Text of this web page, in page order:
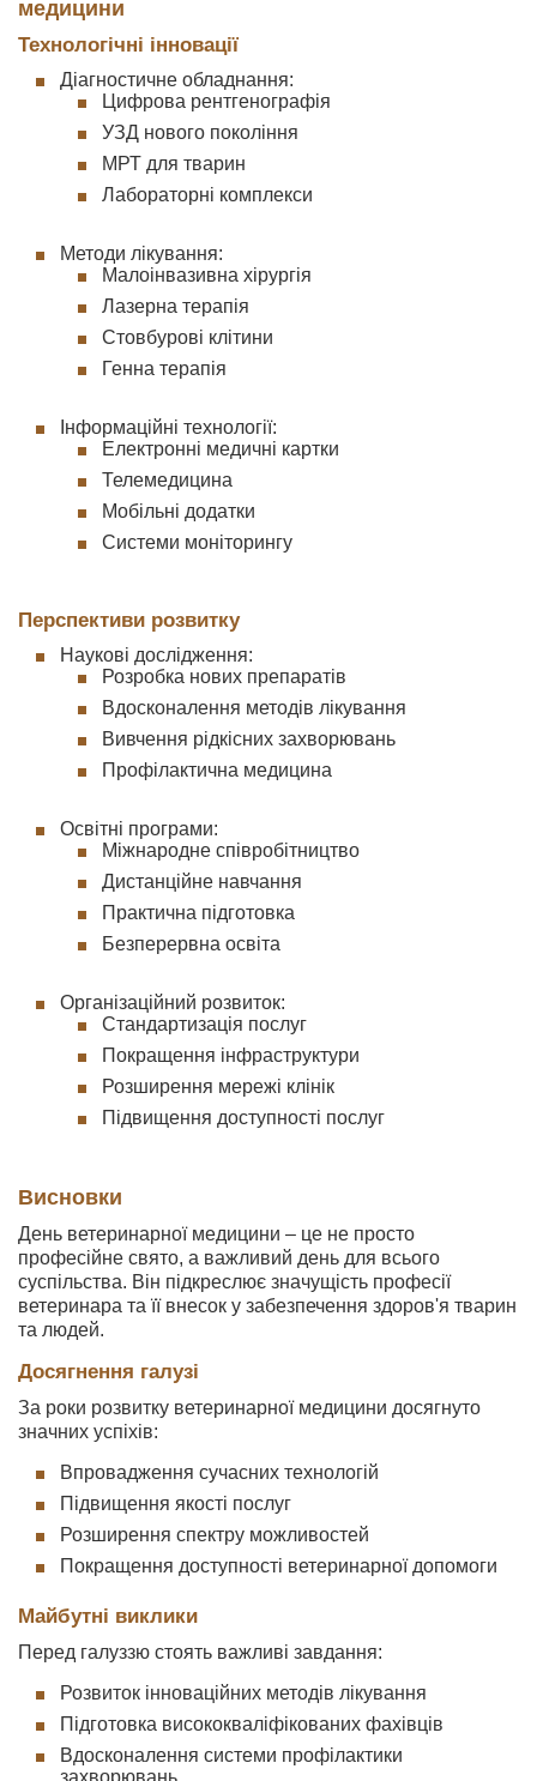
медицини
Технологічні інновації
Діагностичне обладнання:
Цифрова рентгенографія
УЗД нового покоління
МРТ для тварин
Лабораторні комплекси
Методи лікування:
Малоінвазивна хірургія
Лазерна терапія
Стовбурові клітини
Генна терапія
Інформаційні технології:
Електронні медичні картки
Телемедицина
Мобільні додатки
Системи моніторингу
Перспективи розвитку
Наукові дослідження:
Розробка нових препаратів
Вдосконалення методів лікування
Вивчення рідкісних захворювань
Профілактична медицина
Освітні програми:
Міжнародне співробітництво
Дистанційне навчання
Практична підготовка
Безперервна освіта
Організаційний розвиток:
Стандартизація послуг
Покращення інфраструктури
Розширення мережі клінік
Підвищення доступності послуг
Висновки
День ветеринарної медицини – це не просто
професійне свято, а важливий день для всього
суспільства. Він підкреслює значущість професії
ветеринара та її внесок у забезпечення здоров'я тварин
та людей.
Досягнення галузі
За роки розвитку ветеринарної медицини досягнуто
значних успіхів:
Впровадження сучасних технологій
Підвищення якості послуг
Розширення спектру можливостей
Покращення доступності ветеринарної допомоги
Майбутні виклики
Перед галуззю стоять важливі завдання:
Розвиток інноваційних методів лікування
Підготовка висококваліфікованих фахівців
Вдосконалення системи профілактики
захворювань